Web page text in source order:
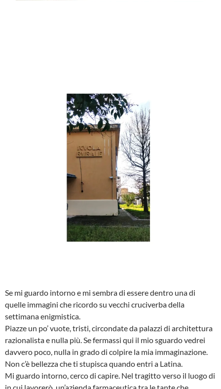
Se mi guardo intorno e mi sembra di essere dentro una di
quelle immagini che ricordo su vecchi cruciverba della
settimana enigmistica.
Piazze un po’ vuote, tristi, circondate da palazzi di architettura
razionalista e nulla più. Se fermassi qui il mio sguardo vedrei
davvero poco, nulla in grado di colpire la mia immaginazione.
Non c’è bellezza che ti stupisca quando entri a Latina.
Mi guardo intorno, cerco di capire. Nel tragitto verso il luogo di